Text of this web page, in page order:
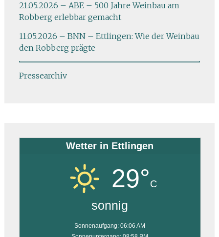
21.05.2026 – ABE – 500 Jahre Weinbau am
Robberg erlebbar gemacht
11.05.2026 – BNN – Ettlingen: Wie der Weinbau
den Robberg prägte
Pressearchiv
Wetter in Ettlingen
29°C
sonnig
Sonnenaufgang: 06:06 AM